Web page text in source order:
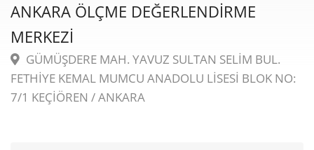
ANKARA ÖLÇME DEĞERLENDİRME
MERKEZİ
GÜMÜŞDERE MAH. YAVUZ SULTAN SELİM BUL.
FETHİYE KEMAL MUMCU ANADOLU LİSESİ BLOK NO:
7/1 KEÇİÖREN / ANKARA